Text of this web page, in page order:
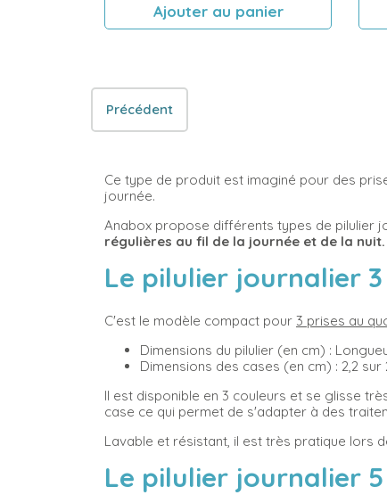
Ajouter au panier
Précédent
Ce type de produit est imaginé pour des
journée.
Anabox propose différents types de pilulier
régulières au fil de la journée et de la nuit.
Le pilulier journalier
C'est le modèle compact pour 3 prises au
Dimensions du pilulier (en cm) :
Dimensions des cases (en cm) : 2,2
Il est disponible en 3 couleurs et se glisse
case ce qui permet de s'adapter à des
Lavable et résistant, il est très pratique lors
Le pilulier journalier